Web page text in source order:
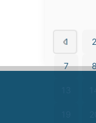
1 2
7